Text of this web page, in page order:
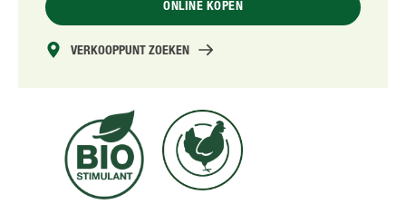
ONLINE KOPEN
VERKOOPPUNT ZOEKEN